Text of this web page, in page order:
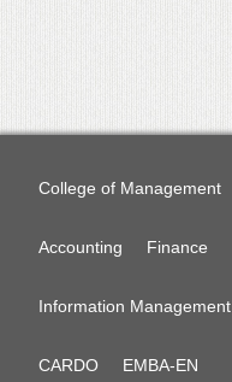
College of Management
Accounting Finance
Information Management
CARDO EMBA-EN